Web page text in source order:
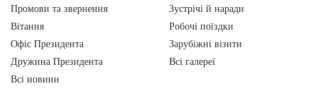
Промови та звернення
Вiтання
Офіс Президента
Дружина Президента
Всі новини
Зустрічі й наради
Робочі поїздки
Зарубіжні візити
Всі галереї